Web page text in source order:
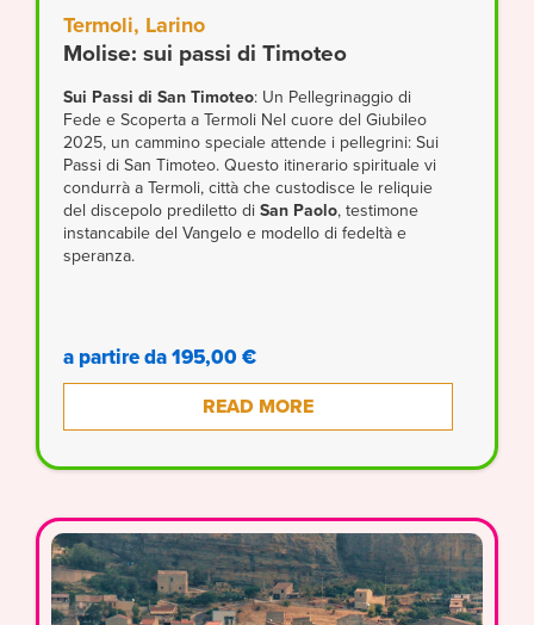
Termoli, Larino
Molise: sui passi di Timoteo
Sui Passi di San Timoteo: Un Pellegrinaggio di
Fede e Scoperta a Termoli Nel cuore del Giubileo
2025, un cammino speciale attende i pellegrini: Sui
Passi di San Timoteo. Questo itinerario spirituale vi
condurrà a Termoli, città che custodisce le reliquie
del discepolo prediletto di San Paolo, testimone
instancabile del Vangelo e modello di fedeltà e
speranza.
a partire da 195,00 €
READ MORE